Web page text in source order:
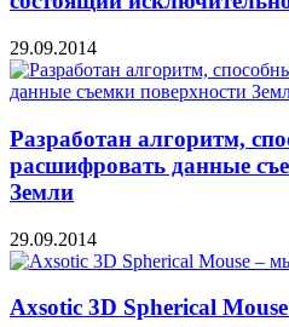
29.09.2014
Разработан алгоритм,
расшифровать данные
Земли
29.09.2014
Axsotic 3D Spherical